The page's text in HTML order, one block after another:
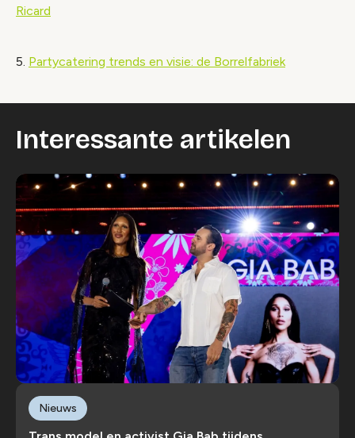
Ricard
5. Partycatering trends en visie: de Borrelfabriek
Interessante artikelen
Nieuws